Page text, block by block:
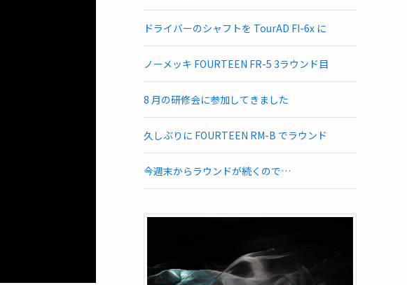
ドライバーのシャフトを TourAD FI-6x に
ノーメッキ FOURTEEN FR-5 3ラウンド目
8 月の研修会に参加してきました
久しぶりに FOURTEEN RM-B でラウンド
今週末からラウンドが続くので…